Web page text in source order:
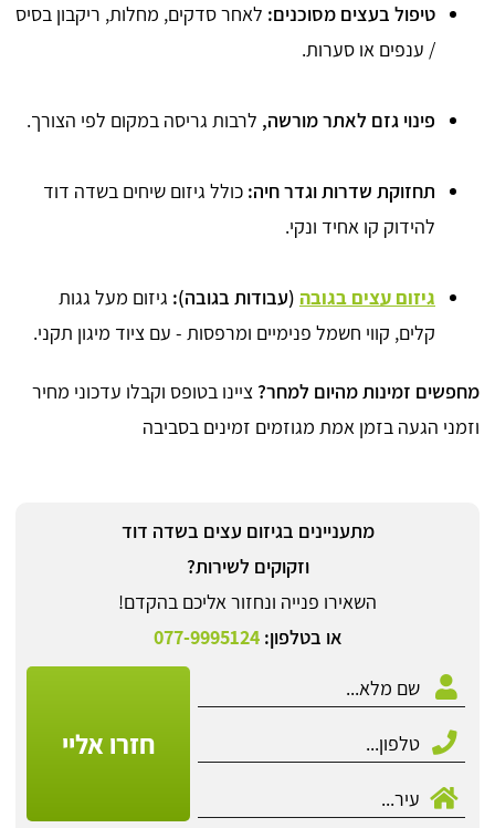
טיפול בעצים מסוכנים: לאחר סדקים, מחלות, ריקבון בסיס
/ ענפים או סערות.
פינוי גזם לאתר מורשה, לרבות גריסה במקום לפי הצורך.
תחזוקת שדרות וגדר חיה: כולל גיזום שיחים בשדה דוד
להידוק קו אחיד ונקי.
גיזום עצים בגובה (עבודות בגובה): גיזום מעל גגות
קלים, קווי חשמל פנימיים ומרפסות - עם ציוד מיגון תקני.
מחפשים זמינות מהיום למחר? ציינו בטופס וקבלו עדכוני מחיר
וזמני הגעה בזמן אמת מגוזמים זמינים בסביבה
מתעניינים בגיזום עצים בשדה דוד
וזקוקים לשירות?
השאירו פנייה ונחזור אליכם בהקדם!
או בטלפון:077-9995124
חזרו אליי